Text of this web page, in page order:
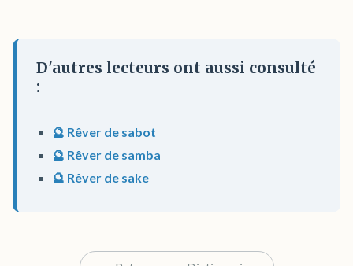
D'autres lecteurs ont aussi consulté
:
🔮 Rêver de sabot
🔮 Rêver de samba
🔮 Rêver de sake